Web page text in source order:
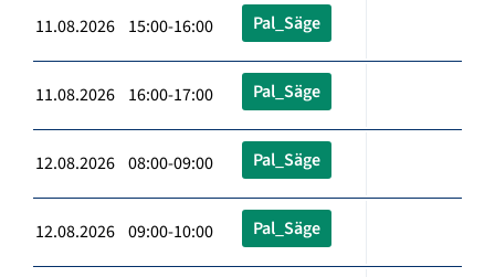
11.08.2026 15:00-16:00 Pal_Säge
11.08.2026 16:00-17:00 Pal_Säge
12.08.2026 08:00-09:00 Pal_Säge
12.08.2026 09:00-10:00 Pal_Säge